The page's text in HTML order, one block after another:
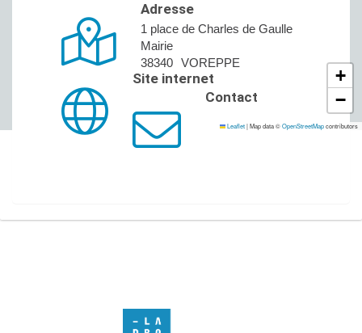
+
−
Leaflet|Map data ©OpenStreetMapcontributors
Adresse
1 place de Charles de Gaulle
Mairie
38340 VOREPPE
Site internet
Contact